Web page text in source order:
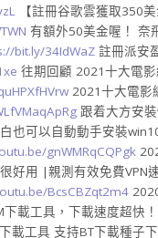
【註冊谷歌雲獲取350美
有額外50美金喔！ 奈
bit.ly/34IdWaZ 註冊派安
往期回顧 2021十大電影
2021十大電影
跟着大方安
也可以自動動手安裝
gnWMRqCQPgk​​​
好用 |親測有效免費VPN
BcsCBZqt2m4​​​
下載工具，下載速度超快
載工具 支持BT下載種子